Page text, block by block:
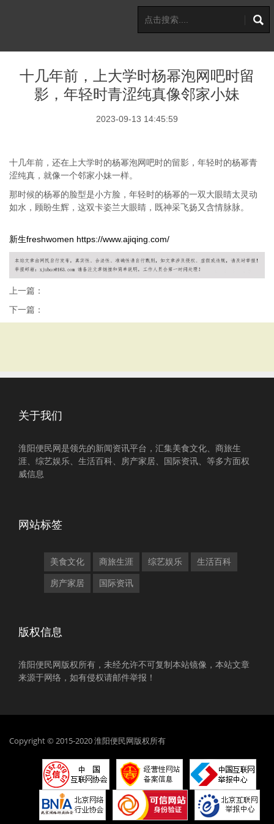
十几年前，上大学时杨幂泡网吧时留
影，年轻时青涩纯真像邻家小妹
2023-09-13 14:45:59
十几年前，还在上大学时的杨幂泡网吧时的留影，年轻时的杨幂青
涩纯真，就像一个邻家小妹一样。
那时候的杨幂的脸型是小方脸，年轻时的杨幂的一双大眼睛太灵动
如水，顾盼生辉，这双卡姿兰大眼睛，既神采飞扬又含情脉脉。
新生freshwomen https://www.ajiqing.com/
上一篇：
下一篇：
关于我们
淮阳便民网是领先的新闻资讯平台，汇集美食文化、商旅生
涯、综艺娱乐、生活百科、房产家居、国际资讯、等多方面权
威信息
网站标签
美食文化 商旅生涯 综艺娱乐 生活百科
房产家居 国际资讯
版权信息
淮阳便民网版权所有，未经允许不可复制本站镜像，本站文章
来源于网络，如有侵权请邮件举报！
Copyright © 2015-2020 淮阳便民网版权所有